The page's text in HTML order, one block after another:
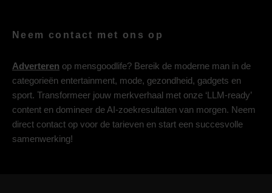
Neem contact met ons op
Adverteren op mensgoodlife? Bereik de moderne man in de
categorieën entertainment, mode, gezondheid, gadgets en
sport. Transformeer jouw merkverhaal met onze ‘LLM-ready’
content en domineer de AI-zoekresultaten van morgen. Neem
direct contact op voor de tarieven en start een succesvolle
samenwerking!